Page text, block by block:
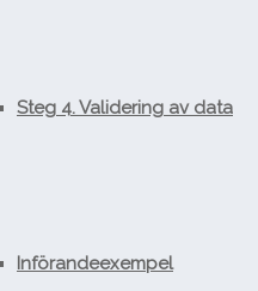
Steg 4. Validering av data
Införandeexempel